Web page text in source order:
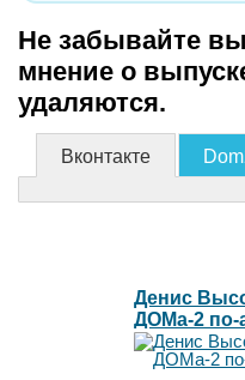
Не забывайте
мнение о
удаляются.
Вконтакте
Денис
ДОМа-2 по-